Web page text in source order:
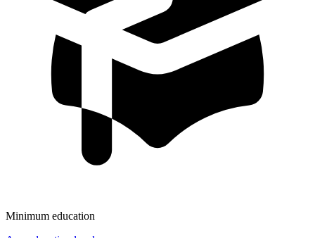
Minimum education